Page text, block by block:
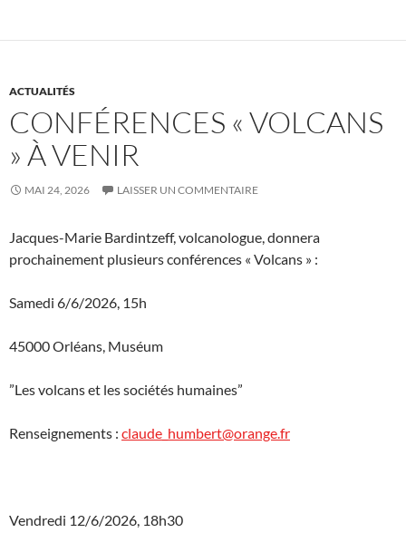
ACTUALITÉS
CONFÉRENCES « VOLCANS
» À VENIR
MAI 24, 2026 LAISSER UN COMMENTAIRE
Jacques-Marie Bardintzeff, volcanologue, donnera
prochainement plusieurs conférences « Volcans » :
Samedi 6/6/2026, 15h
45000 Orléans, Muséum
”Les volcans et les sociétés humaines”
Renseignements : claude_humbert@orange.fr
Vendredi 12/6/2026, 18h30